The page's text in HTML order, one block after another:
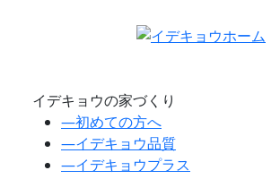
イデキョウの家づくり
―初めての方へ
―イデキョウ品質
―イデキョウプラス